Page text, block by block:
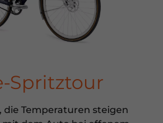
Spritztour
die Temperaturen steigen